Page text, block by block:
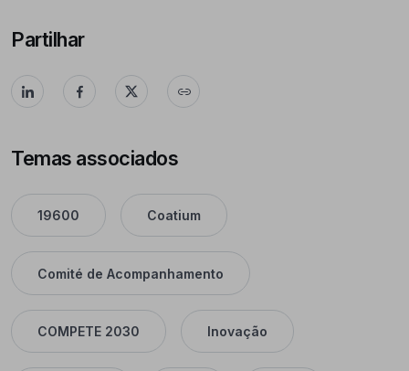
Partilhar
Temas associados
19600 Coatium
Comité de Acompanhamento
COMPETE 2030 Inovação